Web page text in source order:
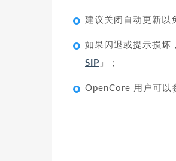
建议关闭自动更新以
如果闪退或提示损坏
SIP 」；
OpenCore 用户可以